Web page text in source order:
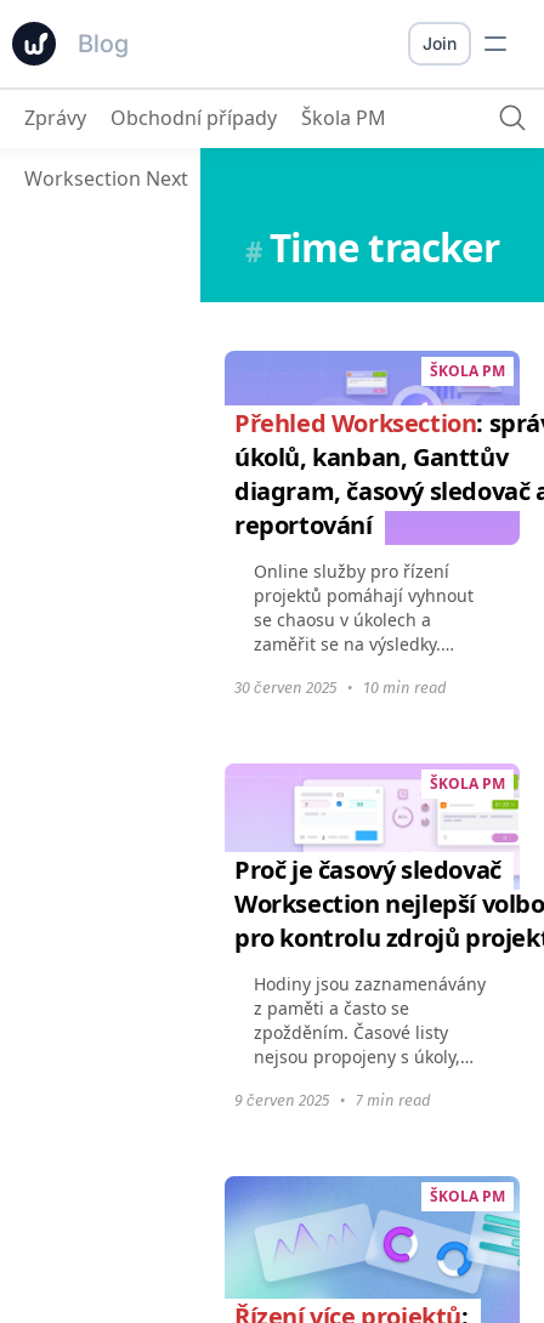
Blog Join
Zprávy Obchodní případy Škola PM
Worksection Next
#Time tracker
ŠKOLA PM
Přehled Worksection:
úkolů, kanban, Ganttův
diagram, časový sledovač
reportování
Online služby pro řízení
projektů pomáhají vyhnout
se chaosu v úkolech a
zaměřit se na výsledky.
digitálním nástrojům je
Většina správců...
30 červen 2025 • 10 min read
ŠKOLA PM
Proč je časový sledovač
Worksection nejlepší
pro kontrolu zdrojů
Hodiny jsou zaznamenávány
z paměti a často se
zpožděním. Časové listy
nejsou propojeny s úkoly,
sestavovány ručně. To
důsledku toho...
9 červen 2025 • 7 min read
ŠKOLA PM